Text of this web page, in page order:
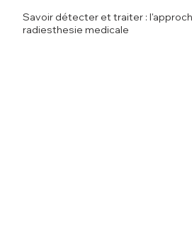
Savoir détecter et traiter :
radiesthesie medicale